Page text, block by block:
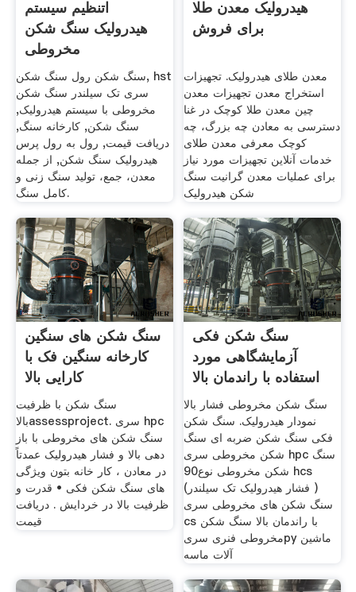
اتنظیم سیستم
هیدرولیک سنگ شکن
مخروطی
سنگ شکن رول سنگ شکن, hst
سری تک سیلندر سنگ شکن
مخروطی با سیستم هیدرولیک,
سنگ شکن, کارخانه سنگ,
دریافت قیمت, رول به رول پرس
هیدرولیک سنگ شکن, از جمله
معدن، جمع، تولید سنگ زنی و
کامل سنگ.
هیدرولیک معدن طلا
برای فروش
معدن طلای هیدرولیک. تجهیزات
استخراج معدن تجهیزات معدن
چین معدن طلا کوچک در غنا
دسترسی به معادن چه بزرگ، چه
کوچک معرفی معدن طلای
خدمات آنلاین تجهیزات مورد نیاز
برای عملیات معدن گرانیت سنگ
شکن هیدرولیک
سنگ شکن های سنگین
کارخانه سنگین فک با
کارایی بالا
سنگ شکن با ظرفیت
بالاassessproject. سری hpc
سنگ شکن های مخروطی با باز
دهی بالا و فشار هیدرولیک عمدتاً
در معادن ، کار خانه بتون ویژگی
های سنگ شکن فکی • قدرت و
ظرفیت بالا در خردایش . دریافت
قیمت
سنگ شکن فکی
آزمایشگاهی مورد
استفاده با راندمان بالا
سنگ شکن مخروطی فشار بالا
نمودار هیدرولیک. سنگ شکن
فکی سنگ شکن ضربه ای سنگ
شکن مخروطی سری hpc سنگ
شکن مخروطی نوع90 hcs
(فشار هیدرولیک تک سیلندر )
سنگ شکن های مخروطی سری
cs با راندمان بالا سنگ شکن
مخروطی فنری سریpy ماشین
آلات ماسه